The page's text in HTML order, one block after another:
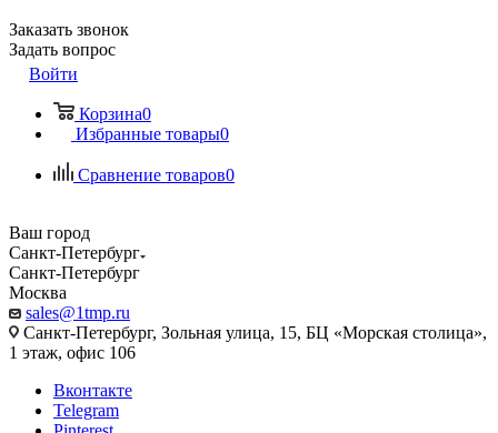
Заказать звонок
Задать вопрос
Войти
Корзина0
Избранные товары0
Сравнение товаров0
Ваш город
Санкт-Петербург
Санкт-Петербург
Москва
sales@1tmp.ru
Санкт-Петербург, Зольная улица, 15, БЦ «Морская столица»,
1 этаж, офис 106
Вконтакте
Telegram